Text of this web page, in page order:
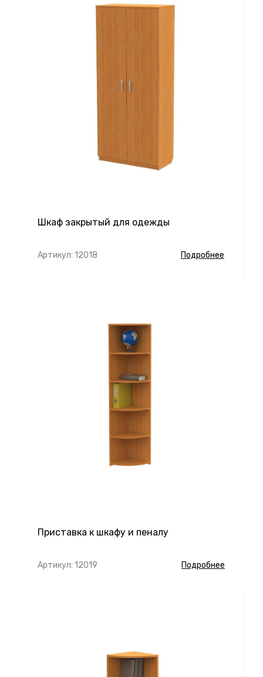
Шкаф закрытый для одежды
Артикул: 12018 Подробнее
Приставка к шкафу и пеналу
Артикул: 12019 Подробнее